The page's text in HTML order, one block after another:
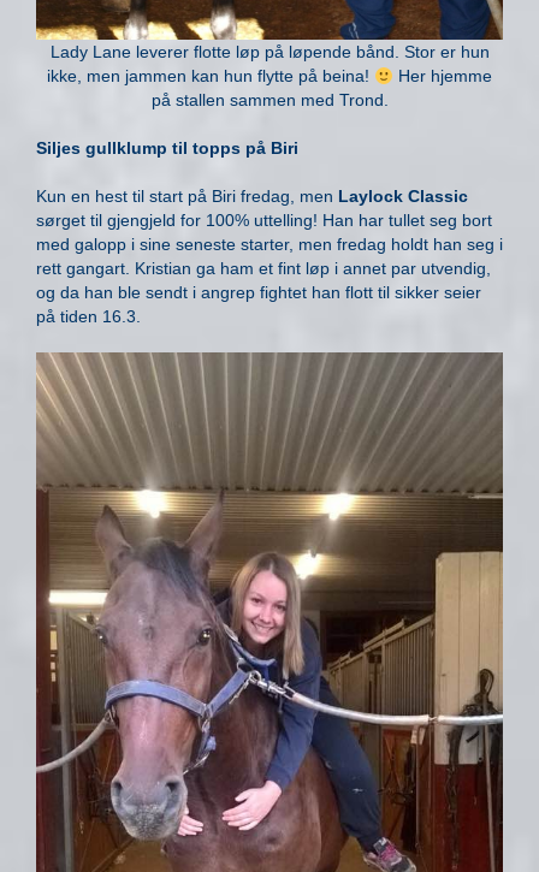
Lady Lane leverer flotte løp på løpende bånd. Stor er hun
ikke, men jammen kan hun flytte på beina!
Her hjemme
på stallen sammen med Trond.
Siljes gullklump til topps på Biri
Kun en hest til start på Biri fredag, men Laylock Classic
sørget til gjengjeld for 100% uttelling! Han har tullet seg bort
med galopp i sine seneste starter, men fredag holdt han seg i
rett gangart. Kristian ga ham et fint løp i annet par utvendig,
og da han ble sendt i angrep fightet han flott til sikker seier
på tiden 16.3.